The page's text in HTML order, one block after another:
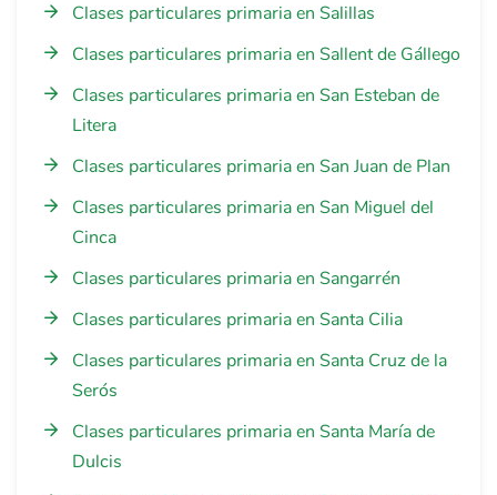
Clases particulares primaria en Salillas
Clases particulares primaria en Sallent de Gállego
Clases particulares primaria en San Esteban de
Litera
Clases particulares primaria en San Juan de Plan
Clases particulares primaria en San Miguel del
Cinca
Clases particulares primaria en Sangarrén
Clases particulares primaria en Santa Cilia
Clases particulares primaria en Santa Cruz de la
Serós
Clases particulares primaria en Santa María de
Dulcis